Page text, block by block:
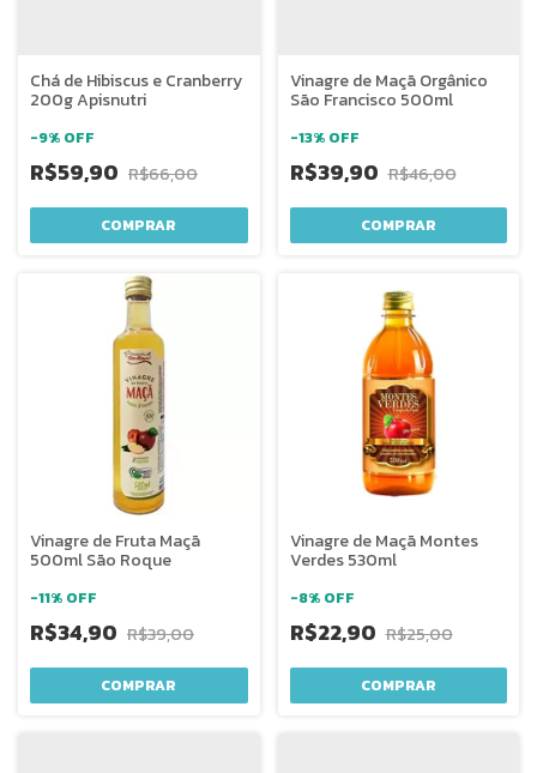
Chá de Hibiscus e Cranberry
200g Apisnutri
-9% OFF
R$59,90 R$66,00
Vinagre de Maçã Orgânico
São Francisco 500ml
-13% OFF
R$39,90 R$46,00
Vinagre de Fruta Maçã
500ml São Roque
-11% OFF
R$34,90 R$39,00
Vinagre de Maçã Montes
Verdes 530ml
-8% OFF
R$22,90 R$25,00